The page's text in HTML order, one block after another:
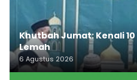
Khutbah Jumat: Kenali
Lemah
6 Agustus 2026